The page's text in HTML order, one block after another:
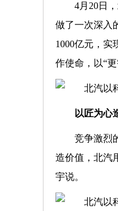
4月20日
做了一次深入
1000亿元，实
作使命，以“
以匠为心
竞争激烈
造价值，北汽
宇说。